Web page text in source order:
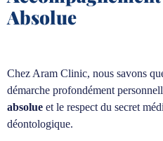
Absolue
Chez Aram Clinic, nous savons
démarche profondément
absolue et le respect du secret
déontologique.